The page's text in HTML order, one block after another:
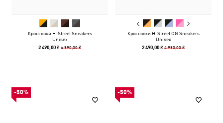
Кроссовки H-Street Sneakers
Unisex
2 490,00 ₴4 990,00 ₴
Кроссовки H-Street OG Sneakers
Unisex
2 490,00 ₴4 990,00 ₴
-50% -50%